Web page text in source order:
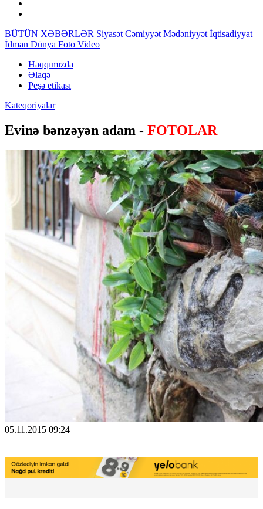
BÜTÜN XƏBƏRLƏR Siyasət Cəmiyyət Mədəniyyət İqtisadiyyat
İdman Dünya Foto Video
Haqqımızda
Əlaqə
Peşə etikası
Kateqoriyalar
Evinə bənzəyən adam - FOTOLAR
05.11.2015 09:24